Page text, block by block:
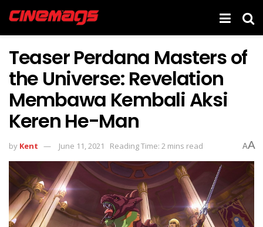
Teaser Perdana Masters of
the Universe: Revelation
Membawa Kembali Aksi
Keren He-Man
by Kent June 11, 2021 Reading Time: 2 mins read AA